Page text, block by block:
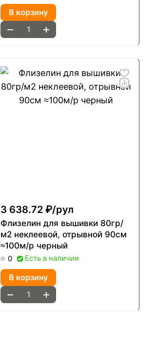
В корзину
3 638.72 ₽/рул
Флизелин для вышивки 80гр/
м2 неклеевой, отрывной 90см
≈100м/р черный
0 Есть в наличии
В корзину